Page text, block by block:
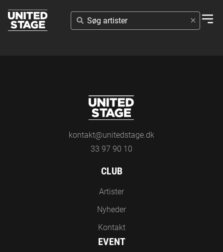
SØG
ARTISTER
kontakt@unitedstage.dk
33 97 90 10
CLUB
Artister
Nyheder
Kontakt
EVENT